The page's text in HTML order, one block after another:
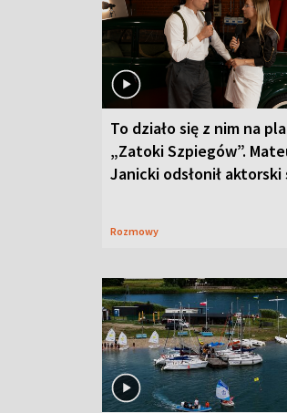
To działo się z nim na
„Zatoki Szpiegów”.
Janicki odsłonił
Rozmowy